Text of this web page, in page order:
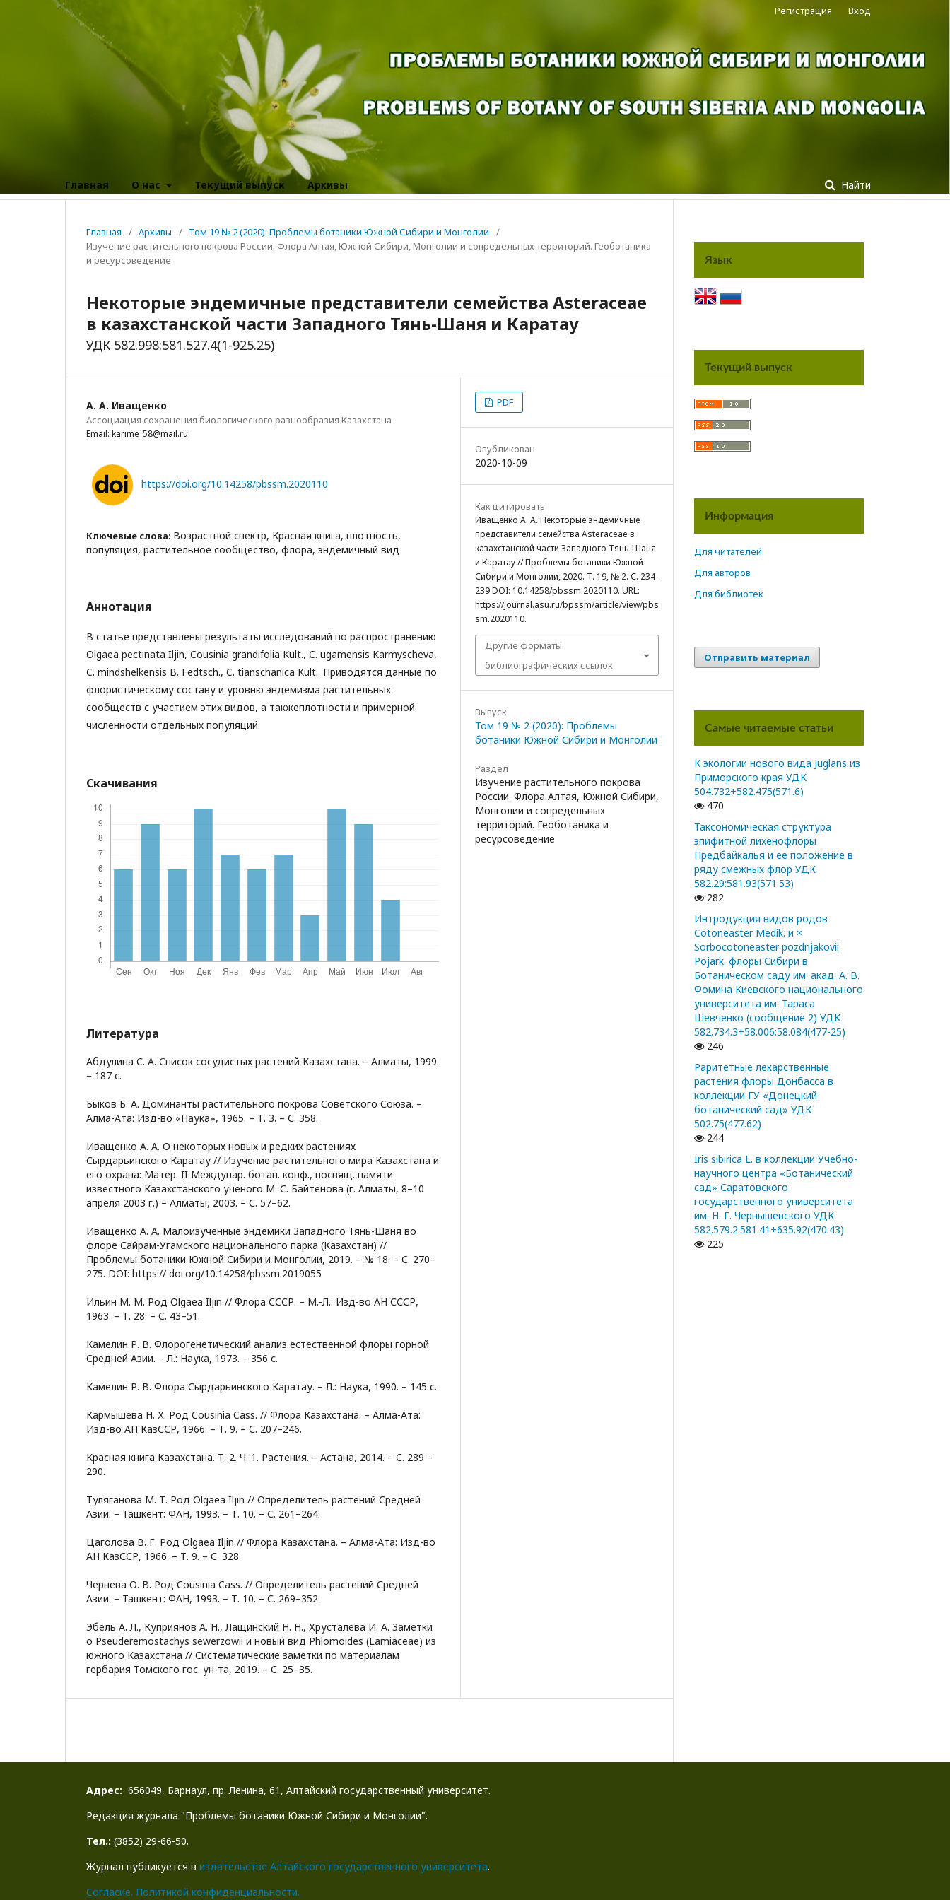
Главная О нас Текущий выпуск Архивы Найти
Регистрация Вход
Главная / Архивы / Том 19 № 2 (2020): Проблемы ботаники Южной Сибири и Монголии
/
Изучение растительного покрова России. Флора Алтая, Южной Сибири, Монголии и сопредельных территорий. Геоботаника
и ресурсоведение
Некоторые эндемичные представители семейства Asteraceae
в казахстанской части Западного Тянь-Шаня и Каратау
УДК 582.998:581.527.4(1-925.25)
А. А. Иващенко
Ассоциация сохранения биологического разнообразия Казахстана
Email: karime_58@mail.ru
https://doi.org/10.14258/pbssm.2020110
Ключевые слова: Возрастной спектр, Красная книга, плотность,
популяция, растительное сообщество, флора, эндемичный вид
Аннотация
В статье представлены результаты исследований по распространению
Olgaea pectinata Iljin, Cousinia grandifolia Kult., C. ugamensis Karmyscheva,
C. mindshelkensis B. Fedtsch., C. tianschanica Kult.. Приводятся данные по
флористическому составу и уровню эндемизма растительных
сообществ с участием этих видов, а такжеплотности и примерной
численности отдельных популяций.
Скачивания
Литература
Абдулина С. А. Список сосудистых растений Казахстана. – Алматы, 1999.
– 187 с.
Быков Б. А. Доминанты растительного покрова Советского Союза. –
Алма-Ата: Изд-во «Наука», 1965. – Т. 3. – С. 358.
Иващенко А. А. О некоторых новых и редких растениях
Сырдарьинского Каратау // Изучение растительного мира Казахстана и
его охрана: Матер. II Междунар. ботан. конф., посвящ. памяти
известного Казахстанского ученого М. С. Байтенова (г. Алматы, 8–10
апреля 2003 г.) – Алматы, 2003. – С. 57–62.
Иващенко А. А. Малоизученные эндемики Западного Тянь-Шаня во
флоре Сайрам-Угамского национального парка (Казахстан) //
Проблемы ботаники Южной Сибири и Монголии, 2019. – № 18. – С. 270–
275. DOI: https:// doi.org/10.14258/pbssm.2019055
Ильин М. М. Род Olgaea Iljin // Флора СССР. – М.-Л.: Изд-во АН СССР,
1963. – Т. 28. – С. 43–51.
Камелин Р. В. Флорогенетический анализ естественной флоры горной
Средней Азии. – Л.: Наука, 1973. – 356 с.
Камелин Р. В. Флора Сырдарьинского Каратау. – Л.: Наука, 1990. – 145 с.
Кармышева Н. Х. Род Cousinia Cass. // Флора Казахстана. – Алма-Ата:
Изд-во АН КазССР, 1966. – Т. 9. – С. 207–246.
Красная книга Казахстана. Т. 2. Ч. 1. Растения. – Астана, 2014. – С. 289 –
290.
Туляганова М. Т. Род Olgaea Iljin // Определитель растений Средней
Азии. – Ташкент: ФАН, 1993. – Т. 10. – С. 261–264.
Цаголова В. Г. Род Olgaea Iljin // Флора Казахстана. – Алма-Ата: Изд-во
АН КазССР, 1966. – Т. 9. – С. 328.
Чернева О. В. Род Cousinia Cass. // Определитель растений Средней
Азии. – Ташкент: ФАН, 1993. – Т. 10. – С. 269–352.
Эбель А. Л., Куприянов А. Н., Лащинский Н. Н., Хрусталева И. А. Заметки
о Pseuderemostachys sewerzowii и новый вид Phlomoides (Lamiaceae) из
южного Казахстана // Систематические заметки по материалам
гербария Томского гос. ун-та, 2019. – С. 25–35.
PDF
Опубликован
2020-10-09
Как цитировать
Иващенко А. А. Некоторые эндемичные
представители семейства Asteraceae в
казахстанской части Западного Тянь-Шаня
и Каратау // Проблемы ботаники Южной
Сибири и Монголии, 2020. Т. 19, № 2. С. 234-
239 DOI: 10.14258/pbssm.2020110. URL:
https://journal.asu.ru/bpssm/article/view/pbs
sm.2020110.
Другие форматы
библиографических ссылок
Выпуск
Том 19 № 2 (2020): Проблемы
ботаники Южной Сибири и Монголии
Раздел
Изучение растительного покрова
России. Флора Алтая, Южной Сибири,
Монголии и сопредельных
территорий. Геоботаника и
ресурсоведение
Язык
Текущий выпуск
Информация
Для читателей
Для авторов
Для библиотек
Отправить материал
Самые читаемые статьи
К экологии нового вида Juglans из
Приморского края УДК
504.732+582.475(571.6)
470
Таксономическая структура
эпифитной лихенофлоры
Предбайкалья и ее положение в
ряду смежных флор УДК
582.29:581.93(571.53)
282
Интродукция видов родов
Cotoneaster Medik. и ×
Sorbocotoneaster pozdnjakovii
Pojark. флоры Сибири в
Ботаническом саду им. акад. А. В.
Фомина Киевского национального
университета им. Тараса
Шевченко (сообщение 2) УДК
582.734.3+58.006:58.084(477-25)
246
Раритетные лекарственные
растения флоры Донбасса в
коллекции ГУ «Донецкий
ботанический сад» УДК
502.75(477.62)
244
Iris sibirica L. в коллекции Учебно-
научного центра «Ботанический
сад» Саратовского
государственного университета
им. Н. Г. Чернышевского УДК
582.579.2:581.41+635.92(470.43)
225
Адрес: 656049, Барнаул, пр. Ленина, 61, Алтайский государственный университет.
Редакция журнала "Проблемы ботаники Южной Сибири и Монголии".
Тел.: (3852) 29-66-50.
Журнал публикуется в издательстве Алтайского государственного университета.
Cогласие. Политикой конфиденциальности.